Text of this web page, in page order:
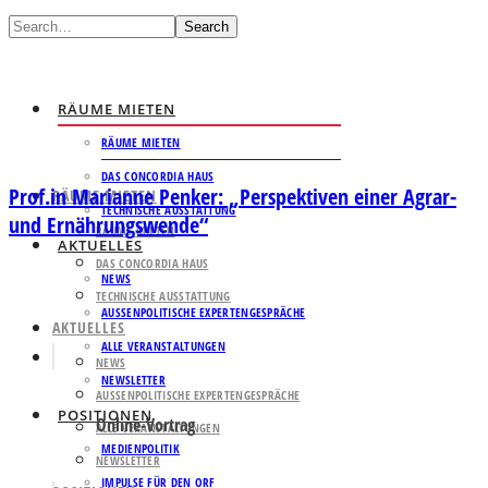
Search
RÄUME MIETEN
RÄUME MIETEN
DAS CONCORDIA HAUS
TECHNISCHE AUSSTATTUNG
AKTUELLES
NEWS
AUSSENPOLITISCHE EXPERTENGESPRÄCHE
ALLE VERANSTALTUNGEN
NEWSLETTER
POSITIONEN
MEDIENPOLITIK
IMPULSE FÜR DEN ORF
RÄUME MIETEN
RÄUME MIETEN
DAS CONCORDIA HAUS
TECHNISCHE AUSSTATTUNG
AKTUELLES
NEWS
AUSSENPOLITISCHE EXPERTENGESPRÄCHE
ALLE VERANSTALTUNGEN
NEWSLETTER
Prof.in Marianne Penker: „Perspektiven einer Agrar-
und Ernährungswende“
Online-Vortrag